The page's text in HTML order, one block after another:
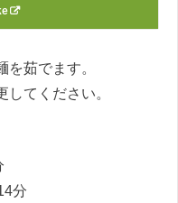
茹でます。
てください。
分